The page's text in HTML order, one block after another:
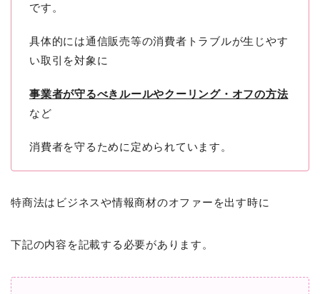
です。
具体的には通信販売等の消費者トラブルが生じやす
い取引を対象に
事業者が守るべきルールやクーリング・オフの方法
など
消費者を守るために定められています。
特商法はビジネスや情報商材のオファーを出す時に
下記の内容を記載する必要があります。